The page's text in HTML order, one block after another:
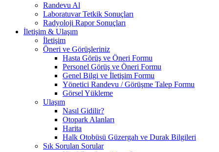
Randevu Al
Laboratuvar Tetkik Sonuçları
Radyoloji Rapor Sonuçları
İletişim & Ulaşım
İletişim
Öneri ve Görüşleriniz
Hasta Görüş ve Öneri Formu
Personel Görüş ve Öneri Formu
Genel Bilgi ve İletişim Formu
Yönetici Randevu / Görüşme Talep Formu
Görsel Yükleme
Ulaşım
Nasıl Gidilir?
Otopark Alanları
Harita
Halk Otobüsü Güzergah ve Durak Bilgileri
Sık Sorulan Sorular